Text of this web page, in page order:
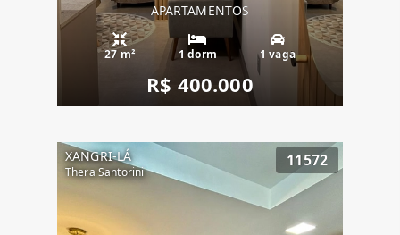
APARTAMENTOS
27 m² 1 dorm 1 vaga
R$ 400.000
XANGRI-LÁ
Thera Santorini
11572